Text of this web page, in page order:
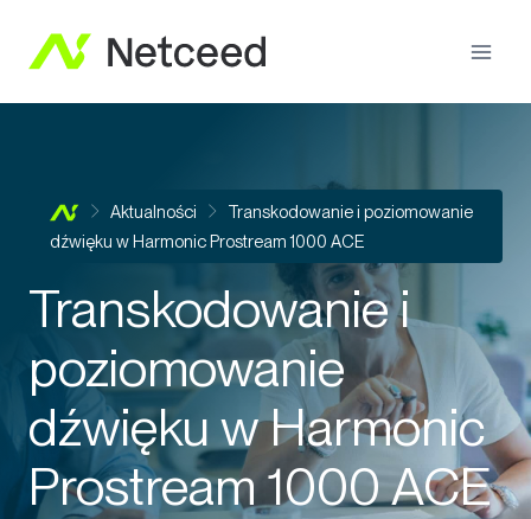
Aktualności
Transkodowanie i poziomowanie
dźwięku w Harmonic Prostream 1000 ACE
Transkodowanie i
poziomowanie
dźwięku w Harmonic
Prostream 1000 ACE